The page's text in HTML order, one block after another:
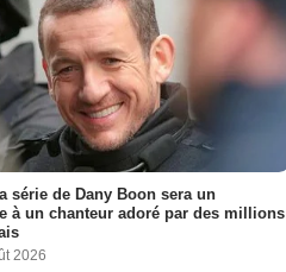
série de Dany Boon sera un
à un chanteur adoré par des millions
2026